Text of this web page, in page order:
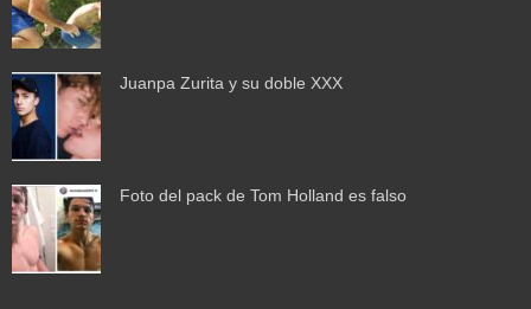
Juanpa Zurita y su doble XXX
Foto del pack de Tom Holland es falso